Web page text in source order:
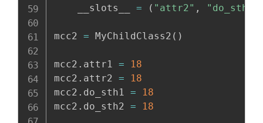
    __slots__
= ( "attr2" , "do_sth2"
mcc2 = MyChildClass2 ( )
mcc2 . attr1 =
18
mcc2 . attr2 =
18
mcc2 . do_sth1 =
18
mcc2 . do_sth2 = 18